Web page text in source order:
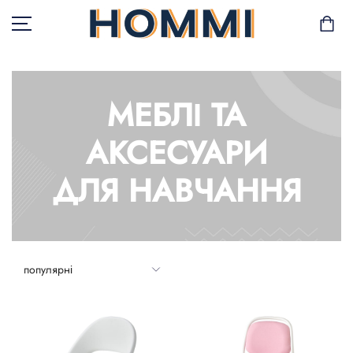
САД І БАЛКОН
ЗБЕРІГАННЯ ТА
ГОРЩИКИ І РОСЛИНИ
МЕБЛІ ТА
АКСЕСУАРИ
ДЛЯ НАВЧАННЯ